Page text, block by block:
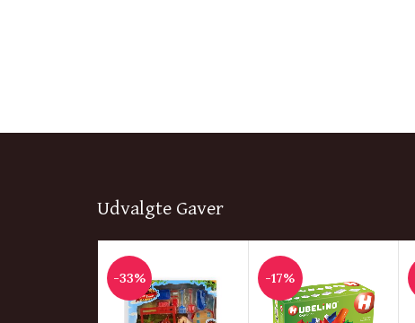
Udvalgte Gaver
-33% -17%